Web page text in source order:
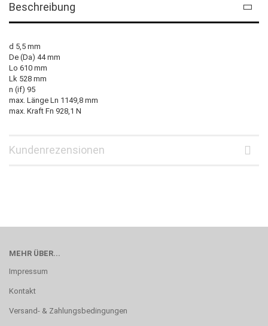
Beschreibung
d 5,5 mm
De (Da) 44 mm
Lo 610 mm
Lk 528 mm
n (if) 95
max. Länge Ln 1149,8 mm
max. Kraft Fn 928,1 N
Kundenrezensionen
MEHR ÜBER...
Impressum
Kontakt
Versand- & Zahlungsbedingungen